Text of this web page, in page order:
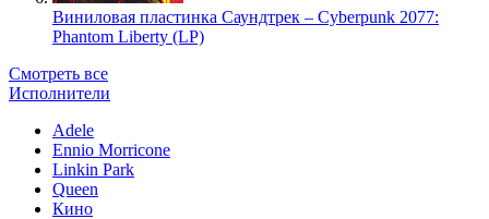
Виниловая пластинка Саундтрек – Cyberpunk 2077:
Phantom Liberty (LP)
Смотреть все
Исполнители
Adele
Ennio Morricone
Linkin Park
Queen
Кино